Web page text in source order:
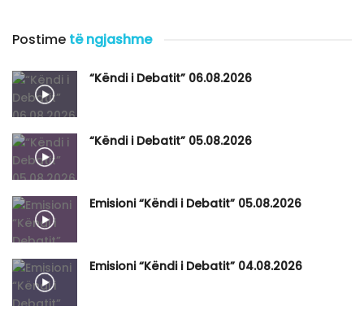
Postime të ngjashme
“Këndi i Debatit” 06.08.2026
“Këndi i Debatit” 05.08.2026
Emisioni “Këndi i Debatit” 05.08.2026
Emisioni “Këndi i Debatit” 04.08.2026